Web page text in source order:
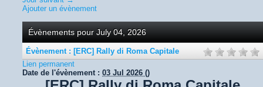
Ajouter un évènement
Évènements pour July 04, 2026
Évènement : [ERC] Rally di Roma Capitale
Lien permanent
Date de l'évènement : 03 Jul 2026 ()